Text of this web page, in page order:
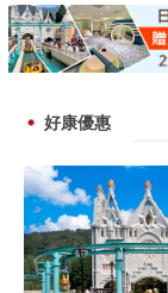
好康優惠